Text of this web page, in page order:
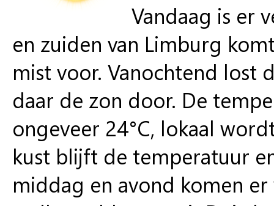
Vandaag is er
en zuiden van Limburg
mist voor. Vanochtend lost
daar de zon door. De
ongeveer 24°C, lokaal
kust blijft de temperatuur
middag en avond komen